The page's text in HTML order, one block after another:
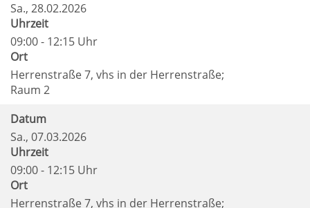
Sa., 28.02.2026
Uhrzeit
09:00 - 12:15 Uhr
Ort
Herrenstraße 7, vhs in der Herrenstraße;
Raum 2
Datum
Sa., 07.03.2026
Uhrzeit
09:00 - 12:15 Uhr
Ort
Herrenstraße 7, vhs in der Herrenstraße;